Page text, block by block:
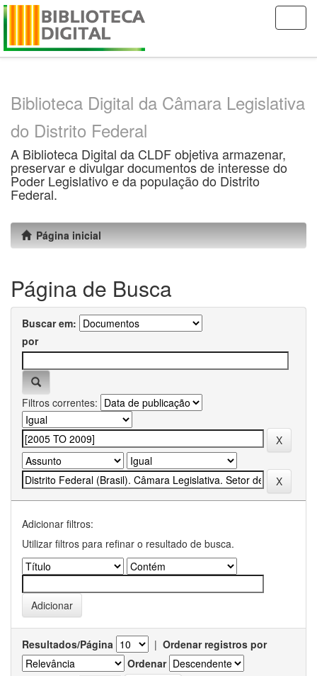
Skip
Biblioteca Digital da Câmara Legislativa
do Distrito Federal
A Biblioteca Digital da CLDF objetiva armazenar,
preservar e divulgar documentos de interesse do
Poder Legislativo e da população do Distrito
Federal.
Página inicial
Página de Busca
Buscar em:
por
Filtros correntes:
Adicionar filtros:
Utilizar filtros para refinar o resultado de busca.
Resultados/Página | Ordenar registros por
Ordenar